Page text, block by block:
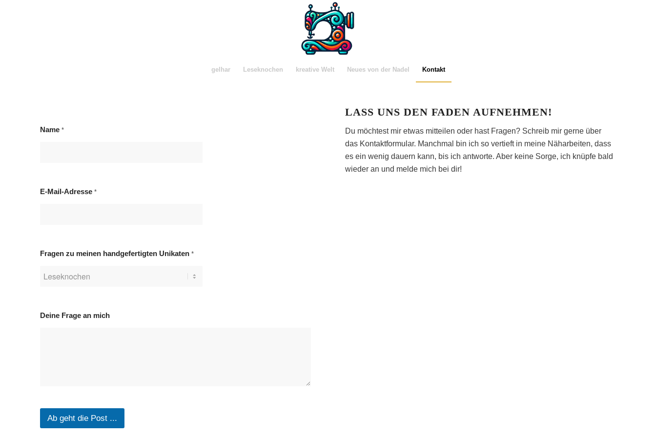
gelhar Leseknochen kreative Welt Neues von der Nadel Kontakt
Name *
E-Mail-Adresse *
a
g
e
Fragen zu meinen handgefertigten Unikaten *
Deine Frage an mich
Ab geht die Post ...
LASS UNS DEN FADEN AUFNEHMEN!
Du möchtest mir etwas mitteilen oder hast Fragen? Schreib mir gerne über
das Kontaktformular. Manchmal bin ich so vertieft in meine Näharbeiten, dass
es ein wenig dauern kann, bis ich antworte. Aber keine Sorge, ich knüpfe bald
wieder an und melde mich bei dir!